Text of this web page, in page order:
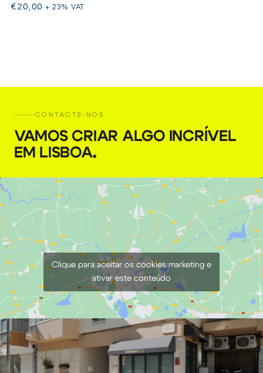
€20,00 + 23% VAT
CONTACTE-NOS
VAMOS CRIAR ALGO INCRÍVEL
EM LISBOA.
Clique para aceitar os cookies marketing e
ativar este conteúdo